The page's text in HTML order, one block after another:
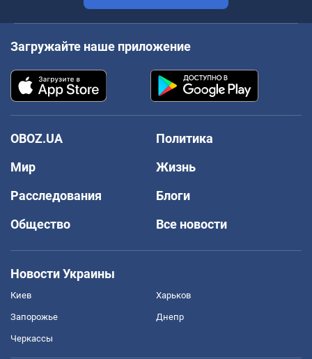
Загружайте наше приложение
OBOZ.UA
Политика
Мир
Жизнь
Расследования
Блоги
Общество
Все новости
Новости Украины
Киев Харьков
Запорожье Днепр
Черкассы